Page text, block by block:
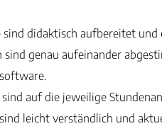
sind didaktisch aufbereitet
sind genau aufeinander
auf die jeweilige
leicht verständlich und